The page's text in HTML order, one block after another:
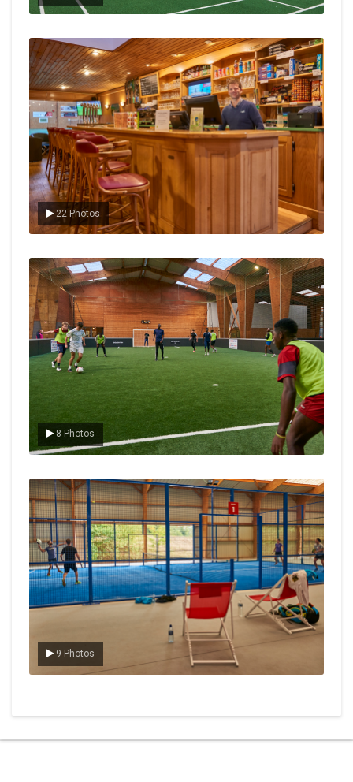
22 Photos
Le Club
8 Photos
Le foot en salle
9 Photos
Le padel